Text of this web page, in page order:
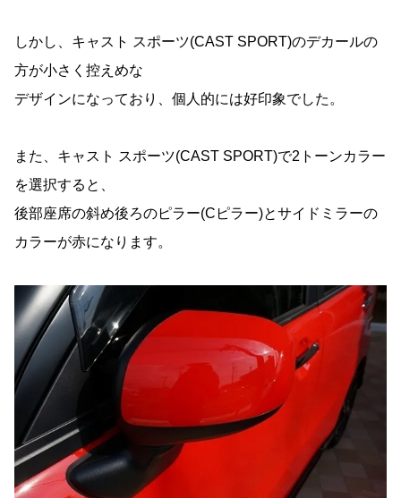
しかし、キャスト スポーツ(CAST SPORT)のデカールの
方が小さく控えめな
デザインになっており、個人的には好印象でした。
また、キャスト スポーツ(CAST SPORT)で2トーンカラー
を選択すると、
後部座席の斜め後ろのピラー(Cピラー)とサイドミラーの
カラーが赤になります。